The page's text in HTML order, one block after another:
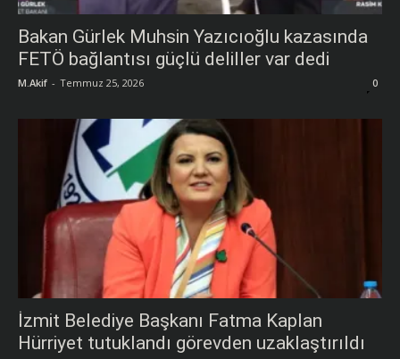
Bakan Gürlek Muhsin Yazıcıoğlu kazasında
FETÖ bağlantısı güçlü deliller var dedi
M.Akif - Temmuz 25, 2026 0
İzmit Belediye Başkanı Fatma Kaplan
Hürriyet tutuklandı görevden uzaklaştırıldı